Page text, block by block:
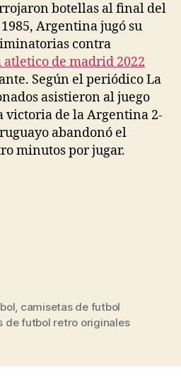
botellas al final del
Argentina jugó su
contra
atletico de madrid 2022
Según el periódico La
asistieron al juego
victoria de la Argentina 2-
abandonó el
minutos por jugar.
camisetas de futbol
de futbol retro originales